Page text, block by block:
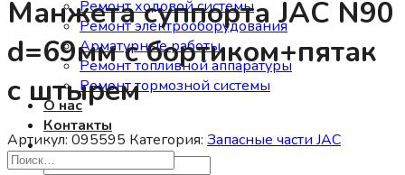
Ремонт ходовой системы
Ремонт электрооборудования
Арматурные работы
Ремонт топливной аппаратуры
Ремонт тормозной системы
О нас
Контакты
Искать:
Манжета суппорта JAC N90
d=69мм с бортиком+пятак
с штырем
Артикул: 095595 Категория: Запасные части JAC